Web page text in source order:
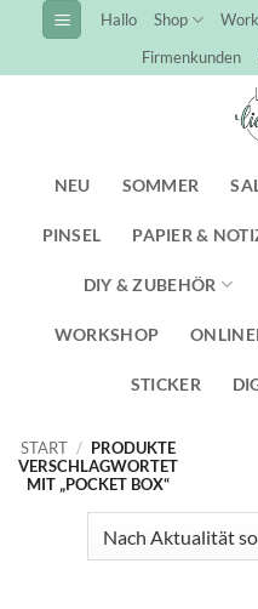
Inhalt
springen
Hallo Shop
Firmenkunden
NEU SOMMER
PINSEL PAPIER &
DIY & ZUBEHÖR
WORKSHOP
STICKER
START / PRODUKTE
VERSCHLAGWORTET
MIT „POCKET BOX“